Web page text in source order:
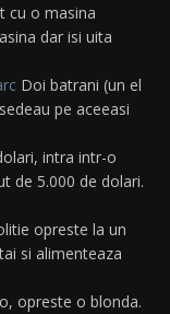
cu o masina
dar isi uita
Doi batrani (un el
pe aceeasi
intra intr-o
de 5.000 de dolari.
opreste la un
si alimenteaza
opreste o blonda.